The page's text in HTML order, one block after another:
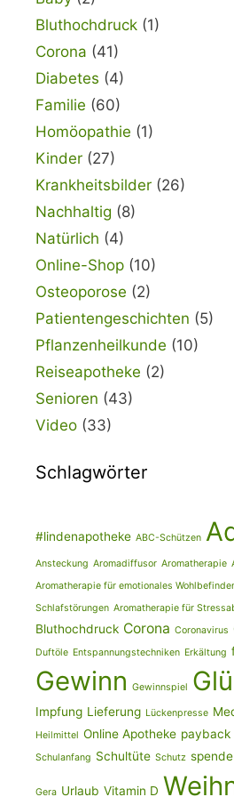
Bluthochdruck (1)
Corona (41)
Diabetes (4)
Familie (60)
Homöopathie (1)
Kinder (27)
Krankheitsbilder (26)
Nachhaltig (8)
Natürlich (4)
Online-Shop (10)
Osteoporose (2)
Patientengeschichten (5)
Pflanzenheilkunde (10)
Reiseapotheke (2)
Senioren (43)
Video (33)
Schlagwörter
#lindenapotheke ABC-Schützen
Ansteckung Aromadiffusor Aromatherapie
Aromatherapie für emotionales
Schlafstörungen Aromatherapie für
Bluthochdruck Corona Coronavirus
Duftöle Entspannungstechniken Erkältung
Gewinn Gewinnspiel
Impfung Lieferung Lückenpresse
Heilmittel Online Apotheke payback
Schulanfang Schultüte Schutz spende
Gera Urlaub Vitamin D